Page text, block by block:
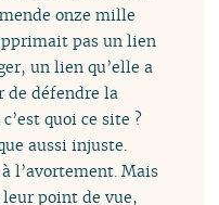
onze mille
pas un lien
un lien qu’elle a
de défendre la
quoi ce site ?
aussi injuste.
l’avortement. Mais
point de vue,